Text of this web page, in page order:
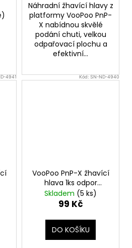
Náhradní žhavící hlavy z
platformy VooPoo PnP-
X nabídnou skvělé
podání chuti, velkou
odpařovací plochu a
efektivní...
4941 Kód: SN-ND-4940
VooPoo PnP-X žhavící
hlava 1ks odpor
0,2ohm
Skladem (5 ks)
99 Kč
DO KOŠÍKU